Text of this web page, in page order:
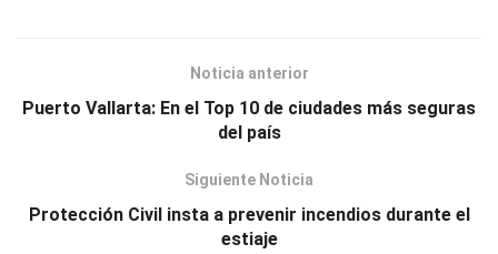
Noticia anterior
Puerto Vallarta: En el Top 10 de ciudades más seguras
del país
Siguiente Noticia
Protección Civil insta a prevenir incendios durante el
estiaje